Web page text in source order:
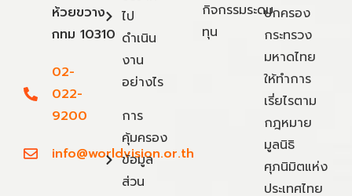
ห้วยขวาง
กทม 10310
02-
022-
9200
info@worldvision.or.th
ไป
ดำเนิน
งาน
อย่างไร
การ
คุ้มครอง
ข้อมูล
ส่วน
กิจกรรมระดม
ทุน
ปกครอง
กระทรวง
มหาดไทย
ให้ทำการ
เรี่ยไรตาม
กฎหมาย
มูลนิธิ
ศุภนิมิตแห่ง
ประเทศไทย